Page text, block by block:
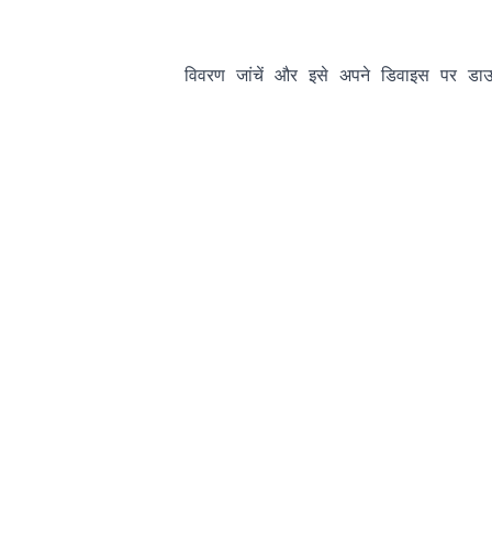
विवरण जांचें और इसे अपने डिवाइस पर